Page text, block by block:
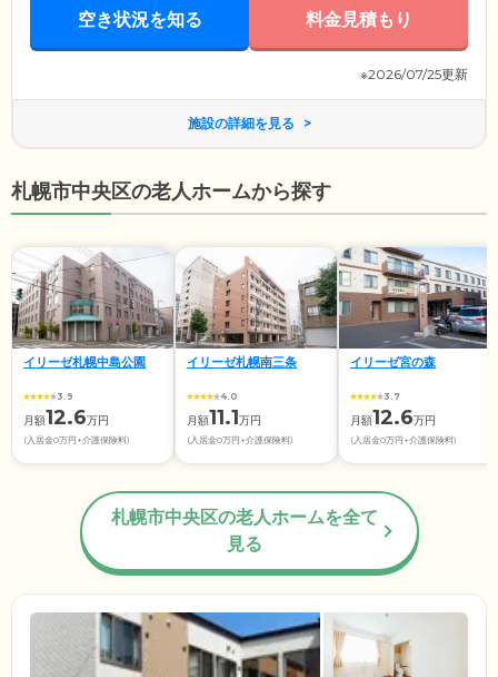
空き状況を知る 料金見積もり
※2026/07/25更新
施設の詳細を見る
札幌市中央区の老人ホームから探す
イリーゼ札幌中島公園
3.9
月額12.6万円
(入居金0万円+介護保険料)
イリーゼ札幌南三条
4.0
月額11.1万円
(入居金0万円+介護保険料)
イリーゼ宮の森
3.7
月額12.6万円
(入居金0万円+介護保険料)
札幌市中央区の老人ホームを全て
見る